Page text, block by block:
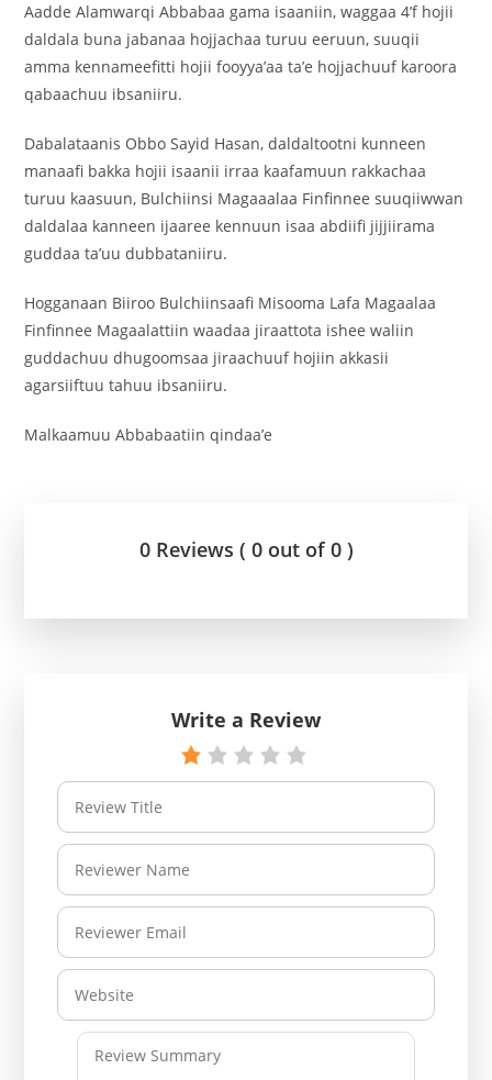
Aadde Alamwarqi Abbabaa gama isaaniin, waggaa 4’f hojii
daldala buna jabanaa hojjachaa turuu eeruun, suuqii
amma kennameefitti hojii fooyya’aa ta’e hojjachuuf karoora
qabaachuu ibsaniiru.
Dabalataanis Obbo Sayid Hasan, daldaltootni kunneen
manaafi bakka hojii isaanii irraa kaafamuun rakkachaa
turuu kaasuun, Bulchiinsi Magaaalaa Finfinnee suuqiiwwan
daldalaa kanneen ijaaree kennuun isaa abdiifi jijjiirama
guddaa ta’uu dubbataniiru.
Hogganaan Biiroo Bulchiinsaafi Misooma Lafa Magaalaa
Finfinnee Magaalattiin waadaa jiraattota ishee waliin
guddachuu dhugoomsaa jiraachuuf hojiin akkasii
agarsiiftuu tahuu ibsaniiru.
Malkaamuu Abbabaatiin qindaa’e
0 Reviews ( 0 out of 0 )
Write a Review